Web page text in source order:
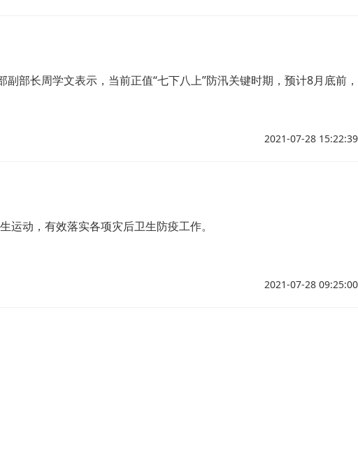
部长周学文表示，当前正值“七下八上”防汛关键时期，预计8月底前，
2021-07-28 15:22:39
动，有效落实各项灾后卫生防疫工作。
2021-07-28 09:25:00